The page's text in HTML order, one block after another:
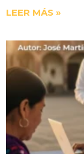
LEER MÁS »